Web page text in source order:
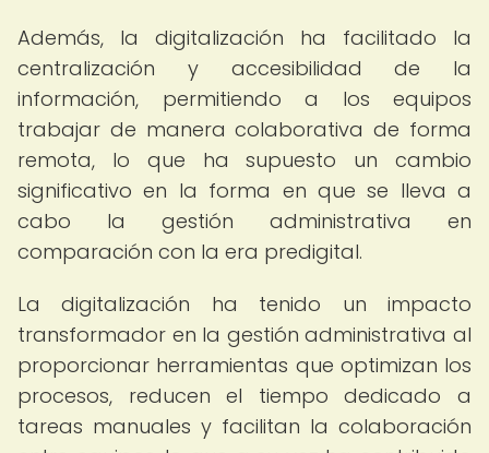
Además, la digitalización ha facilitado la
centralización y accesibilidad de la
información, permitiendo a los equipos
trabajar de manera colaborativa de forma
remota, lo que ha supuesto un cambio
significativo en la forma en que se lleva a
cabo la gestión administrativa en
comparación con la era predigital.
La digitalización ha tenido un impacto
transformador en la gestión administrativa al
proporcionar herramientas que optimizan los
procesos, reducen el tiempo dedicado a
tareas manuales y facilitan la colaboración